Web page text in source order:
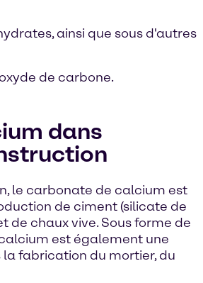
ainsi que sous d'autres
de carbone.
dans
le carbonate de calcium est
de ciment (silicate de
chaux vive. Sous forme de
est également une
fabrication du mortier, du